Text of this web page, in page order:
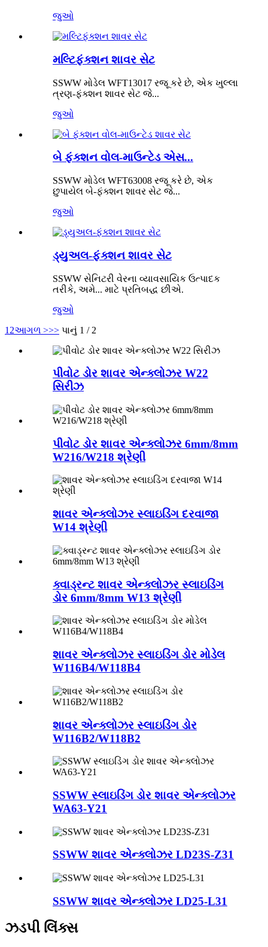
જુઓ
મલ્ટિફંક્શન શાવર સેટ
SSWW મોડેલ WFT13017 રજૂ કરે છે, એક ખુલ્લા
ત્રણ-ફંક્શન શાવર સેટ જે...
જુઓ
બે ફંક્શન વોલ-માઉન્ટેડ એસ...
SSWW મોડેલ WFT63008 રજૂ કરે છે, એક
છુપાયેલ બે-ફંક્શન શાવર સેટ જે...
જુઓ
ડ્યુઅલ-ફંક્શન શાવર સેટ
SSWW સેનિટરી વેરના વ્યાવસાયિક ઉત્પાદક
તરીકે, અમે... માટે પ્રતિબદ્ધ છીએ.
જુઓ
1 2આગળ >>> પાનું 1 / 2
પીવોટ ડોર શાવર એન્ક્લોઝર W22
સિરીઝ
પીવોટ ડોર શાવર એન્ક્લોઝર 6mm/8mm
W216/W218 શ્રેણી
શાવર એન્ક્લોઝર સ્લાઇડિંગ દરવાજા
W14 શ્રેણી
ક્વાડ્રન્ટ શાવર એન્ક્લોઝર સ્લાઇડિંગ
ડોર 6mm/8mm W13 શ્રેણી
શાવર એન્ક્લોઝર સ્લાઇડિંગ ડોર મોડેલ
W116B4/W118B4
શાવર એન્ક્લોઝર સ્લાઇડિંગ ડોર
W116B2/W118B2
SSWW સ્લાઇડિંગ ડોર શાવર એન્ક્લોઝર
WA63-Y21
SSWW શાવર એન્ક્લોઝર LD23S-Z31
SSWW શાવર એન્ક્લોઝર LD25-L31
ઝડપી લિંક્સ